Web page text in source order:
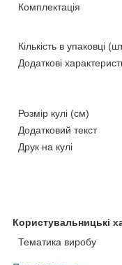
Комплектація
Кількість в упаковці
Додаткові
Розмір кулі (см)
Додатковий текст
Друк на кулі
Користувальницькі
Тематика виробу